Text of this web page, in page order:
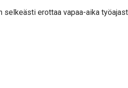
selkeästi erottaa vapaa-aika